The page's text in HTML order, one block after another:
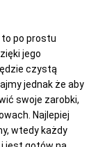
po prostu
jego
czystą
jednak że aby
swoje zarobki,
Najlepiej
wtedy każdy